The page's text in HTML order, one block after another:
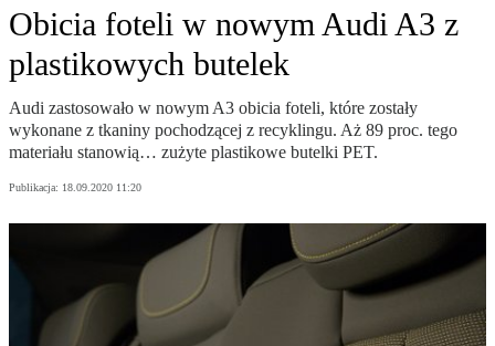
Obicia foteli w nowym Audi A3 z
plastikowych butelek
Audi zastosowało w nowym A3 obicia foteli, które zostały
wykonane z tkaniny pochodzącej z recyklingu. Aż 89 proc. tego
materiału stanowią… zużyte plastikowe butelki PET.
Publikacja: 18.09.2020 11:20